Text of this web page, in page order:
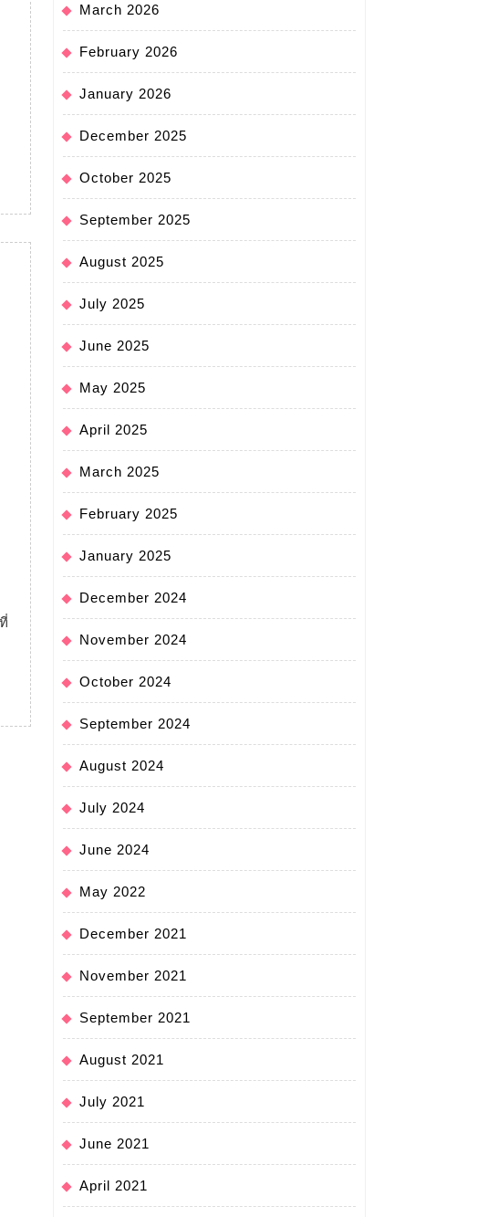
การ
บริหาร
ทีม
ชาติ
ใน
ทัวร์
นา
เมน
ใหญ่
March 2026
February 2026
January 2026
December 2025
October 2025
September 2025
August 2025
July 2025
June 2025
May 2025
April 2025
March 2025
February 2025
January 2025
December 2024
November 2024
October 2024
September 2024
August 2024
July 2024
June 2024
May 2022
December 2021
November 2021
September 2021
August 2021
July 2021
June 2021
April 2021